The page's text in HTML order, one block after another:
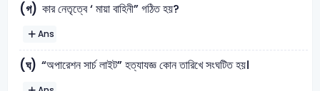
(গ) কার নেতৃত্বে ‘ মায়া বাহিনী” গঠিত হয়?
Ans
(ঘ) “অপারেশন সার্চ লাইট” হত্যাযজ্ঞ কোন তারিখে সংঘটিত হয়।